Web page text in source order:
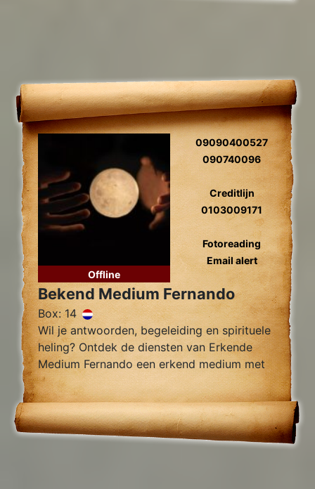
Offline
09090400527
090740096
Creditlijn
0103009171
Fotoreading
Email alert
Bekend Medium Fernando
Box: 14
Wil je antwoorden, begeleiding en spirituele
heling? Ontdek de diensten van Erkende
Medium Fernando een erkend medium met
jarenlange ervaring, gespecialiseert jn
verwijderen van black magic en van
blokades.